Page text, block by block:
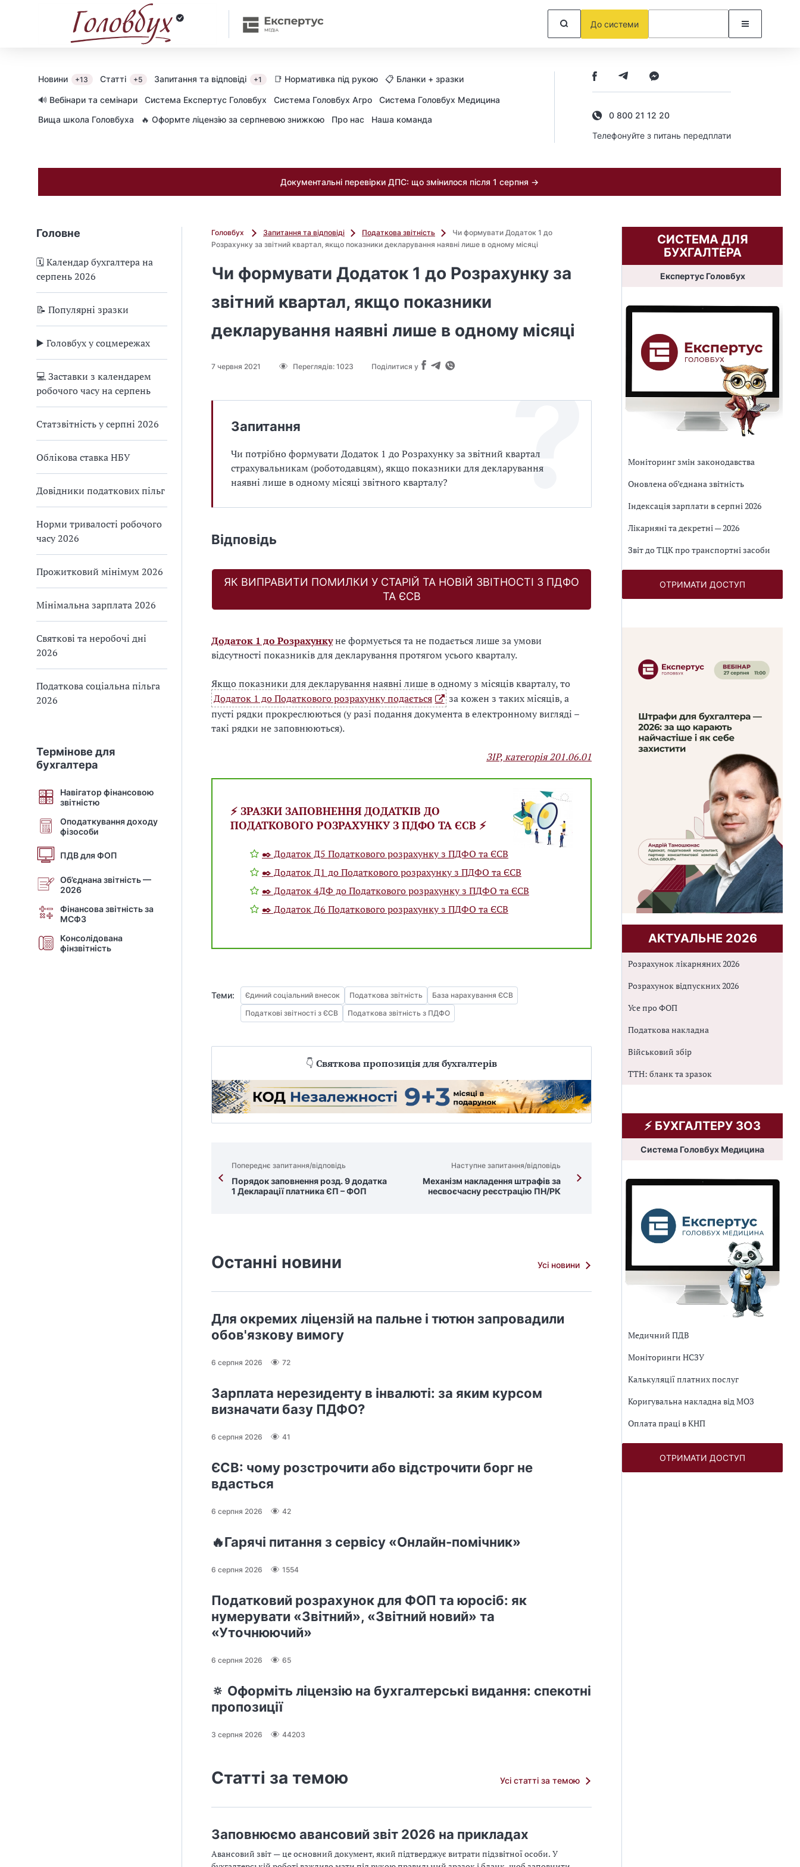
До системи
Новини +13 Статті +5 Запитання та відповіді +1 📑 Нормативка під рукою 📋 Бланки + зразки
🔊 Вебінари та семінари Cистема Експертус Головбух Система Головбух Агро
Система Головбух Медицина
Вища школа Головбуха
🔥 Оформте ліцензію за серпневою знижкою Про нас Наша команда
0 800 21 12 20
Телефонуйте з питань передплати
Документальні перевірки ДПС: що змінилося після 1 серпня →
Головне
🗓️ Календар бухгалтера на
серпень 2026
📝 Популярні зразки
▶️ Головбух у соцмережах
💻 Заставки з календарем
робочого часу на серпень
Статзвітність у серпні 2026
Облікова ставка НБУ
Довідники податкових пільг
Норми тривалості робочого
часу 2026
Прожитковий мінімум 2026
Мінімальна зарплата 2026
Святкові та неробочі дні
2026
Податкова соціальна пільга
2026
Термінове для
бухгалтера
Навігатор фінансовою
звітністю
Оподаткування доходу
фізособи
ПДВ для ФОП
Об’єднана звітність —
2026
Фінансова звітність за
МСФЗ
Консолідована
фінзвітність
Головбух Запитання та відповіді Податкова звітність
Чи формувати Додаток 1 до
Розрахунку за звітний квартал, якщо показники декларування наявні лише в одному місяці
Чи формувати Додаток 1 до Розрахунку за
звітний квартал, якщо показники
декларування наявні лише в одному місяці
7 червня 2021 Переглядів: 1023 Поділитися у
Запитання
Чи потрібно формувати Додаток 1 до Розрахунку за звітний квартал
страхувальникам (роботодавцям), якщо показники для декларування
наявні лише в одному місяці звітного кварталу?
Відповідь
ЯК ВИПРАВИТИ ПОМИЛКИ У СТАРІЙ ТА НОВІЙ ЗВІТНОСТІ З ПДФО
ТА ЄСВ
Додаток 1 до Розрахункуне формується та не подається лише за умови
відсутності показників для декларування протягом усього кварталу.
Якщо показники для декларування наявні лише в одному з місяців кварталу, то
Додаток 1 до Податкового розрахунку подається
за кожен з таких місяців, а
пусті рядки прокреслюються (у разі подання документа в електронному вигляді –
такі рядки не заповнюються).
ЗІР, категорія 201.06.01
⚡️ ЗРАЗКИ ЗАПОВНЕННЯ ДОДАТКІВ ДО
ПОДАТКОВОГО РОЗРАХУНКУ З ПДФО ТА ЄСВ ⚡️
✒️ Додаток Д5 Податкового розрахунку з ПДФО та ЄСВ
✒️ Додаток Д1 до Податкового розрахунку з ПДФО та ЄСВ
✒️ Додаток 4ДФ до Податкового розрахунку з ПДФО та ЄСВ
✒️ Додаток Д6 Податкового розрахунку з ПДФО та ЄСВ
Теми: Єдиний соціальний внесок Податкова звітність
База нарахування ЄСВ
Податкові звітності з ЄСВ
Податкова звітність з ПДФО
👇 Святкова пропозиція для бухгалтерів
Попереднє запитання/відповідь
Порядок заповнення розд. 9 додатка
1 Декларації платника ЄП – ФОП
Наступне запитання/відповідь
Механізм накладення штрафів за
несвоєчасну реєстрацію ПН/РК
Останні новини Усі новини
Для окремих ліцензій на пальне і тютюн запровадили
обов'язкову вимогу
6 серпня 2026 72
Зарплата нерезиденту в інвалюті: за яким курсом
визначати базу ПДФО?
6 серпня 2026 41
ЄСВ: чому розстрочити або відстрочити борг не
вдасться
6 серпня 2026 42
🔥Гарячі питання з сервісу «Онлайн-помічник»
6 серпня 2026 1554
Податковий розрахунок для ФОП та юросіб: як
нумерувати «Звітний», «Звітний новий» та
«Уточнюючий»
6 серпня 2026 65
🔅 Оформіть ліцензію на бухгалтерські видання: спекотні
пропозиції
3 серпня 2026 44203
Статті за темою Усі статті за темою
Заповнюємо авансовий звіт 2026 на прикладах
Авансовий звіт — це основний документ, який підтверджує витрати підзвітної особи. У
СИСТЕМА ДЛЯ
БУХГАЛТЕРА
Експертус Головбух
Моніторинг змін законодавства
Оновлена об’єднана звітність
Індексація зарплати в серпні 2026
Лікарняні та декретні — 2026
Звіт до ТЦК про транспортні засоби
ОТРИМАТИ ДОСТУП
АКТУАЛЬНЕ 2026
Розрахунок лікарняних 2026
Розрахунок відпускних 2026
Усе про ФОП
Податкова накладна
Військовий збір
ТТН: бланк та зразок
⚡️ БУХГАЛТЕРУ ЗОЗ
Система Головбух Медицина
Медичний ПДВ
Моніторинги НСЗУ
Калькуляції платних послуг
Коригувальна накладна від МОЗ
Оплата праці в КНП
ОТРИМАТИ ДОСТУП